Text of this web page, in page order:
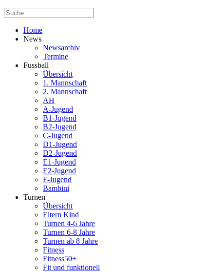
Home
News
Newsarchiv
Termine
Fussball
Übersicht
1. Mannschaft
2. Mannschaft
AH
A-Jugend
B1-Jugend
B2-Jugend
C-Jugend
D1-Jugend
D2-Jugend
E1-Jugend
E2-Jugend
F-Jugend
Bambini
Turnen
Übersicht
Eltern Kind
Turnen 4-6 Jahre
Turnen 6-8 Jahre
Turnen ab 8 Jahre
Fitness
Fitness50+
Fit und funktionell